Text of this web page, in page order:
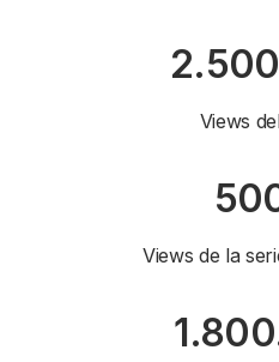
Views
Views de la